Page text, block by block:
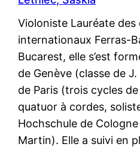
Violoniste Lauréate des
internationaux Ferras-
Bucarest, elle s’est
de Genève (classe de
de Paris (trois cycles
quatuor à cordes,
Hochschule de
Martin). Elle a suivi en